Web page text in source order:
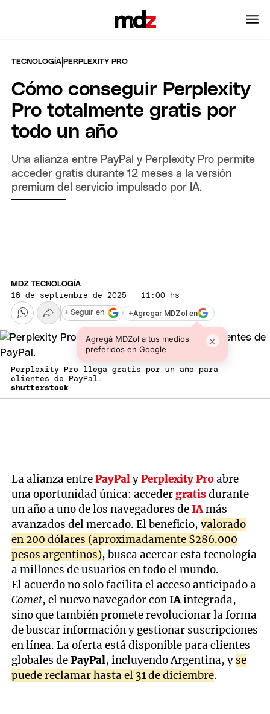
TECNOLOGÍA |PERPLEXITY PRO
Cómo conseguir Perplexity
Pro totalmente gratis por
todo un año
Una alianza entre PayPal y Perplexity Pro permite
acceder gratis durante 12 meses a la versión
premium del servicio impulsado por IA.
MDZ TECNOLOGÍA
18 de septiembre de 2025 · 11:00 hs
+Agregar MDZol en
Agregá MDZol a tus medios
preferidos en Google
×
+ Seguir en
Perplexity Pro llega gratis por un año para
clientes de PayPal.
shutterstock
La alianza entrePayPalyPerplexity Proabre
una oportunidad única: accedergratisdurante
un año a uno de los navegadores deIAmás
avanzados del mercado. El beneficio,valorado
en 200 dólares (aproximadamente $286.000
pesos argentinos), busca acercar esta tecnología
a millones de usuarios en todo el mundo.
El acuerdo no solo facilita el acceso anticipado a
Comet, el nuevo navegador conIAintegrada,
sino que también promete revolucionar la forma
de buscar información y gestionar suscripciones
en línea. La oferta está disponible para clientes
globales dePayPal, incluyendo Argentina, y se
puede reclamar hasta el 31 de diciembre.